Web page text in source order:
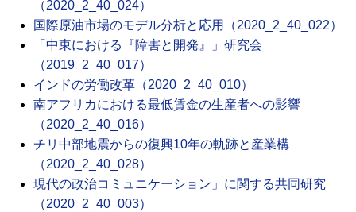
（2020_2_40_024）
国際原油市場のモデル分析と応用（2020_2_40_022）
「中東における『障害と開発』」研究会
（2019_2_40_017）
インドの労働改革（2020_2_40_010）
南アフリカにおける最低賃金の生産者への影響
（2020_2_40_016）
チリ中部地震からの復興10年の軌跡と産業構
（2020_2_40_028）
現代の政治コミュニケーション」に関する共同研究
（2020_2_40_003）